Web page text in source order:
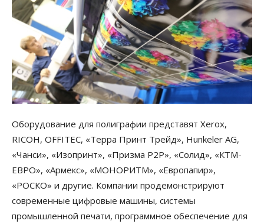
Оборудование для полиграфии представят Xerox,
RICOH, OFFITEC, «Терра Принт Трейд», Hunkeler AG,
«Чанси», «Изопринт», «Призма Р2Р», «Солид», «КТМ-
ЕВРО», «Армекс», «МОНОРИТМ», «Европапир»,
«РОСКО» и другие. Компании продемонстрируют
современные цифровые машины, системы
промышленной печати, программное обеспечение для